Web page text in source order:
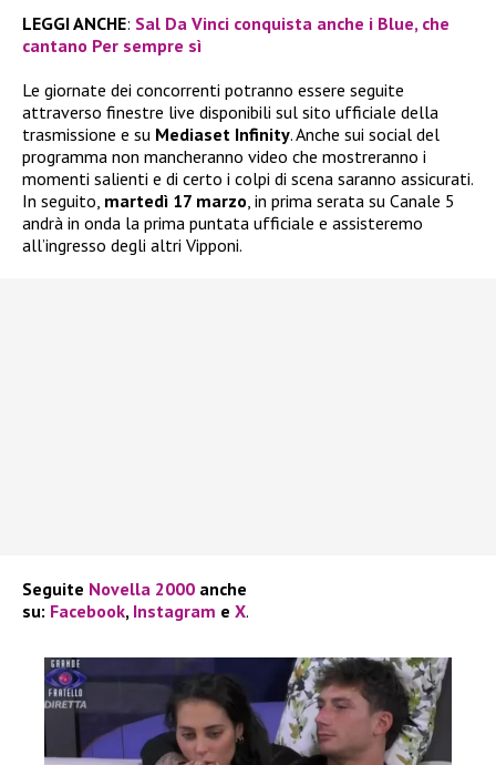
LEGGI ANCHE: Sal Da Vinci conquista anche i Blue, che
cantano Per sempre sì
Le giornate dei concorrenti potranno essere seguite
attraverso finestre live disponibili sul sito ufficiale della
trasmissione e su Mediaset Infinity. Anche sui social del
programma non mancheranno video che mostreranno i
momenti salienti e di certo i colpi di scena saranno assicurati.
In seguito, martedì 17 marzo, in prima serata su Canale 5
andrà in onda la prima puntata ufficiale e assisteremo
all’ingresso degli altri Vipponi.
Seguite Novella 2000 anche
su: Facebook, Instagram e X.